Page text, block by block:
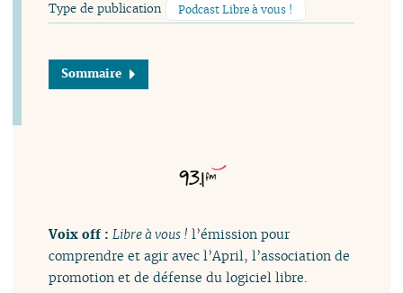
Type de publication Podcast Libre à vous !
Sommaire
Voix off :Libre à vous ! l’émission pour
comprendre et agir avec l’April, l’association de
promotion et de défense du logiciel libre.